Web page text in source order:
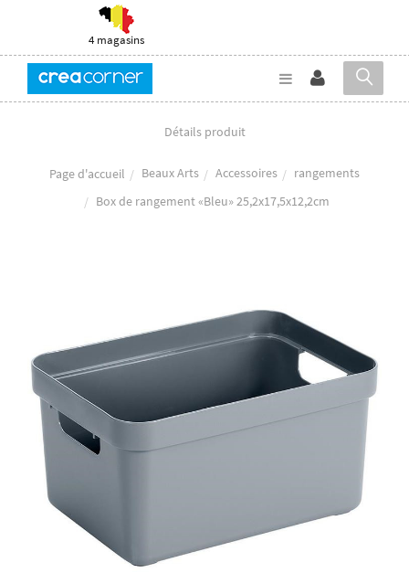
4 magasins
Détails produit
Page d'accueil Beaux Arts Accessoires
rangements
Box de rangement «Bleu» 25,2x17,5x12,2cm